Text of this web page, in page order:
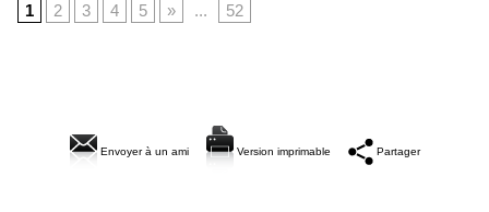
1
2 3 4 5 » ... 52
Envoyer à un ami Version imprimable Partager